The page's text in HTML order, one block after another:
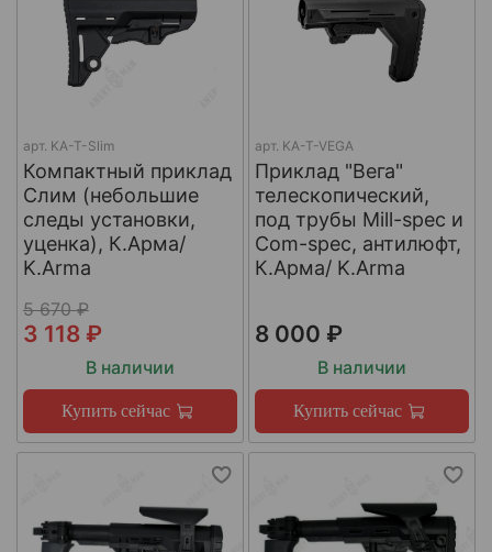
арт. KA-T-Slim
Компактный приклад
Слим (небольшие
следы установки,
уценка), К.Арма/
K.Arma
5 670 ₽
3 118 ₽
В наличии
Купить сейчас
арт. KA-T-VEGA
Приклад "Вега"
телескопический,
под трубы Mill-spec и
Com-spec, антилюфт,
К.Арма/ K.Arma
8 000 ₽
В наличии
Купить сейчас